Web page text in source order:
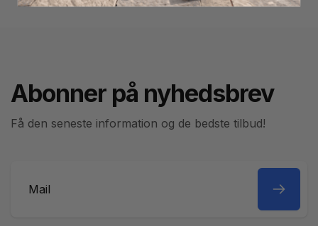
Abonner på nyhedsbrev
Få den seneste information og de bedste tilbud!